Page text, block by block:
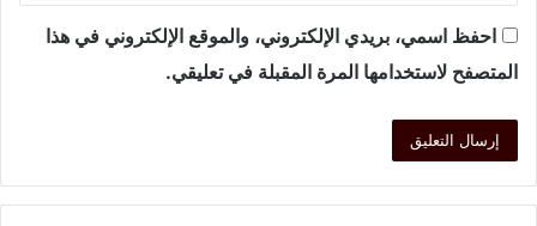
احفظ اسمي، بريدي الإلكتروني، والموقع الإلكتروني في هذا
المتصفح لاستخدامها المرة المقبلة في تعليقي.